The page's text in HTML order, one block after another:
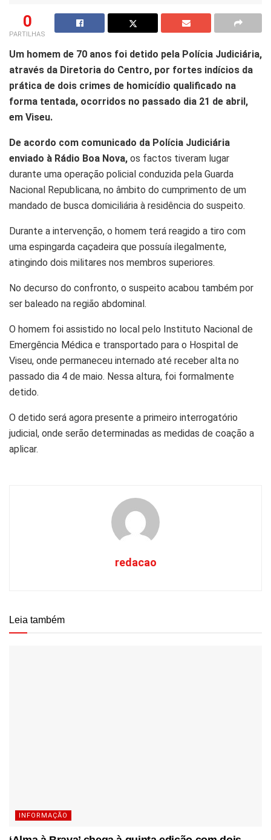
0
PARTILHAS
Um homem de 70 anos foi detido pela Polícia Judiciária,
através da Diretoria do Centro, por fortes indícios da
prática de dois crimes de homicídio qualificado na
forma tentada, ocorridos no passado dia 21 de abril,
em Viseu.
De acordo com comunicado da Polícia Judiciária
enviado à Rádio Boa Nova, os factos tiveram lugar
durante uma operação policial conduzida pela Guarda
Nacional Republicana, no âmbito do cumprimento de um
mandado de busca domiciliária à residência do suspeito.
Durante a intervenção, o homem terá reagido a tiro com
uma espingarda caçadeira que possuía ilegalmente,
atingindo dois militares nos membros superiores.
No decurso do confronto, o suspeito acabou também por
ser baleado na região abdominal.
O homem foi assistido no local pelo Instituto Nacional de
Emergência Médica e transportado para o Hospital de
Viseu, onde permaneceu internado até receber alta no
passado dia 4 de maio. Nessa altura, foi formalmente
detido.
O detido será agora presente a primeiro interrogatório
judicial, onde serão determinadas as medidas de coação a
aplicar.
redacao
Leia também
INFORMAÇÃO